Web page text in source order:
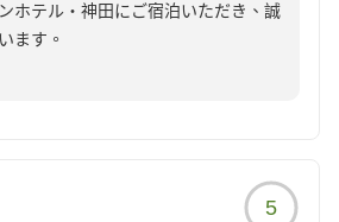
hotel/voice/167516?
ホテル・神田にご宿泊いただき、誠
ます。
、ＪＲ「神田駅」・「秋葉原」より
抜群！ですので、またお近くにお越5